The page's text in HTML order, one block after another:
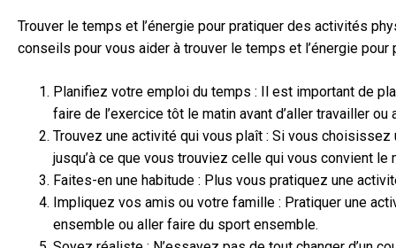
Trouver le temps et l’énergie pour pratiquer des activités
conseils pour vous aider à trouver le temps et l’énergie
Planifiez votre emploi du temps : Il est important de
faire de l’exercice tôt le matin avant d’aller travailler
Trouvez une activité qui vous plaît : Si vous
jusqu’à ce que vous trouviez celle qui vous convient le
Faites-en une habitude : Plus vous pratiquez une
Impliquez vos amis ou votre famille : Pratiquer une
ensemble ou aller faire du sport ensemble.